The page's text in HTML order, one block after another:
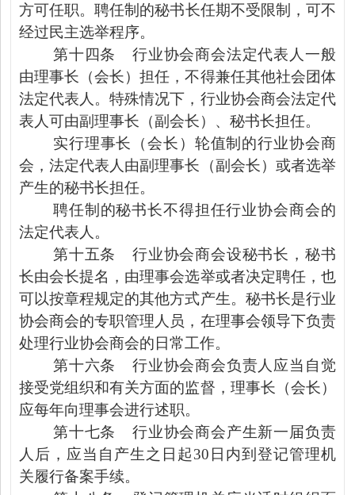
方可任职。聘任制的秘书长任期不受限制，可不
经过民主选举程序。
第十四条
行业协会商会法定代表人一般
由理事长（会长）担任，不得兼任其他社会团体
法定代表人。特殊情况下，行业协会商会法定代
表人可由副理事长（副会长）、秘书长担任。
实行理事长（会长）轮值制的行业协会商
会，法定代表人由副理事长（副会长）或者选举
产生的秘书长担任。
聘任制的秘书长不得担任行业协会商会的
法定代表人。
第十五条
行业协会商会设秘书长，秘书
长由会长提名，由理事会选举或者决定聘任，也
可以按章程规定的其他方式产生。秘书长是行业
协会商会的专职管理人员，在理事会领导下负责
处理行业协会商会的日常工作。
第十六条
行业协会商会负责人应当自觉
接受党组织和有关方面的监督，理事长（会长）
应每年向理事会进行述职。
第十七条
行业协会商会产生新一届负责
人后，应当自产生之日起30 日内到登记管理机
关履行备案手续。